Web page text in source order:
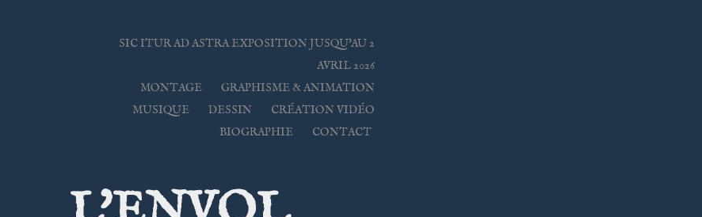
SIC ITUR AD ASTRA EXPOSITION JUSQU'AU 2
AVRIL 2026
MONTAGE
GRAPHISME & ANIMATION
MUSIQUE
DESSIN
CRÉATION VIDÉO
BIOGRAPHIE
CONTACT